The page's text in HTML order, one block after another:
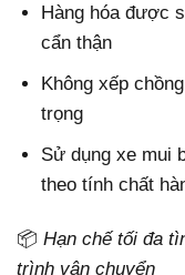
Hàng hóa được
cẩn thận
Không xếp
trọng
Sử dụng xe mui
theo tính chất
📦 Hạn chế tối đa
trình vận chuyển